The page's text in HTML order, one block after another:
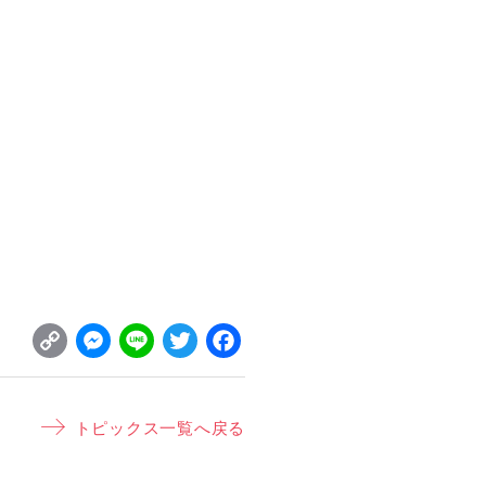
C
o
y
M
e
s
L
i
e
T
w
t
トピックス一覧へ戻る